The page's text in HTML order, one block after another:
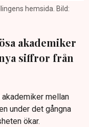
hemsida. Bild:
akademiker
siffror från
mellan
under det gångna
ökar.